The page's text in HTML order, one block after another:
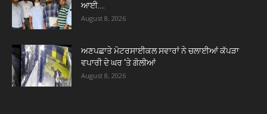
ਆਈ....
August 8, 2026
ਅਣਪਛਾਤੇ ਮੋਟਰਸਾਈਕਲ ਸਵਾਰਾਂ ਨੇ ਚਲਾਈਆਂ ਕੱਪੜਾ
ਵਪਾਰੀ ਦੇ ਘਰ ‘ਤੇ ਗੋਲੀਆਂ
August 8, 2026